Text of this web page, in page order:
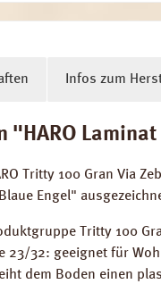
Infos zum
Tritty 100 Gran Via
Engel"
Tritty 100
23/32: geeignet für
dem Boden einen